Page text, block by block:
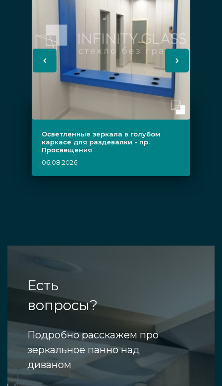
Осветленные зеркала в голубом
каркасе для раздевалки - пр.
Просвещения
06.08.2026
Есть
вопросы?
Подробно расскажем про
зеркальное панно над
диваном